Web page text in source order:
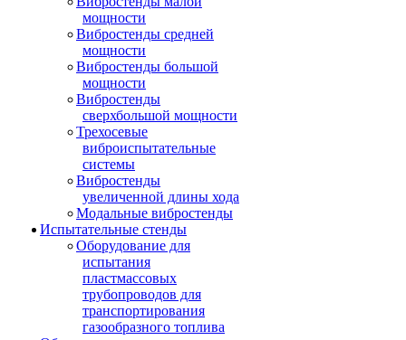
мощности
Вибростенды средней
мощности
Вибростенды большой
мощности
Вибростенды
сверхбольшой мощности
Трехосевые
виброиспытательные
системы
Вибростенды
увеличенной длины хода
Модальные вибростенды
Испытательные стенды
Оборудование для
испытания
пластмассовых
трубопроводов для
транспортирования
газообразного топлива